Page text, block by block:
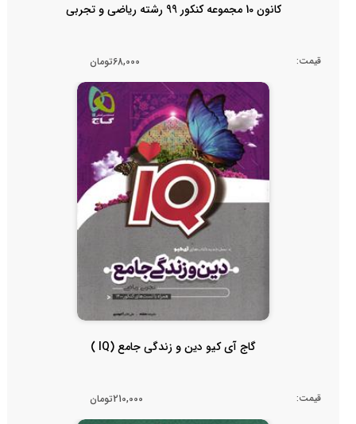
کانون 10 مجموعه کنکور 99 رشته ریاضی و تجربی
قیمت: 68,000تومان
گاج آی کیو دین و زندگی جامع (IQ )
قیمت: 210,000تومان